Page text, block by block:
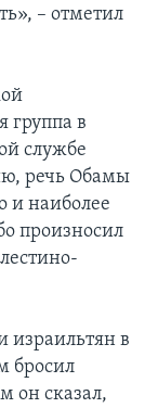
– отметил
группа в
службе
речь Обамы
и наиболее
произносил
израильтян в
бросил
он сказал,